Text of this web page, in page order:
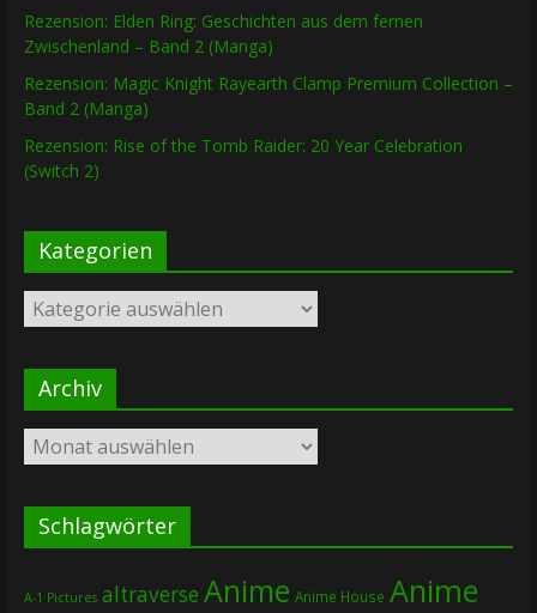
Rezension: Elden Ring: Geschichten aus dem fernen
Zwischenland – Band 2 (Manga)
Rezension: Magic Knight Rayearth Clamp Premium Collection –
Band 2 (Manga)
Rezension: Rise of the Tomb Raider: 20 Year Celebration
(Switch 2)
Kategorien
Kategorien
Archiv
Archiv
Schlagwörter
A-1 Pictures altraverse Anime Anime House Anime